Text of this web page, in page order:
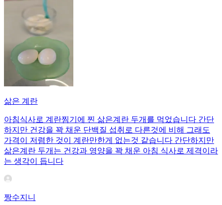
삶은 계란
아침식사로 계란찜기에 찐 삶은계란 두개를 먹었습니다 간단
하지만 건강을 꽉 채운 단백질 섭취로 다른것에 비해 그래도
가격이 저렴한 것이 계란만한게 없는것 같습니다 간단하지만
삶은계란 두개는 건강과 영양을 꽉 채운 아침 식사로 제격이라
는 생각이 듭니다
짱수지니